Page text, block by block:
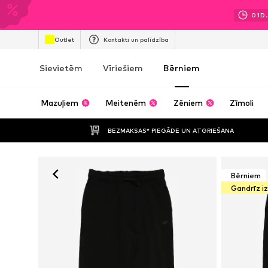
01D.
Outlet Kontakti un palīdzība
Sievietēm Vīriešiem Bērniem
Mazuļiem Meitenēm Zēniem Zīmoli
BEZMAKSAS* PIEGĀDE UN ATGRIEŠANA
Bērniem
Gandrīz